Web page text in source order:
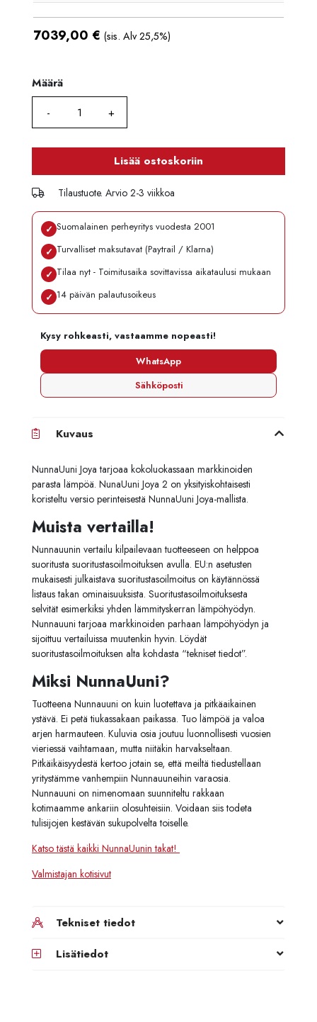
7039,00 € (sis. Alv 25,5%)
Määrä
Määrä
Lisää ostoskoriin
Tilaustuote. Arvio 2-3 viikkoa
✓ Suomalainen perheyritys vuodesta 2001
✓ Turvalliset maksutavat (Paytrail / Klarna)
✓ Tilaa nyt - Toimitusaika sovittavissa aikataulusi mukaan
✓ 14 päivän palautusoikeus
Kysy rohkeasti, vastaamme nopeasti!
WhatsApp
Sähköposti
Kuvaus
NunnaUuni Joya tarjoaa kokoluokassaan markkinoiden
parasta lämpöä. NunaUuni Joya 2 on yksityiskohtaisesti
koristeltu versio perinteisestä NunnaUuni Joya-mallista.
Muista vertailla!
Nunnauunin vertailu kilpailevaan tuotteeseen on helppoa
suoritusta suoritustasoilmoituksen avulla. EU:n asetusten
mukaisesti julkaistava suoritustasoilmoitus on käytännössä
listaus takan ominaisuuksista. Suoritustasoilmoituksesta
selvität esimerkiksi yhden lämmityskerran lämpöhyödyn.
Nunnauuni tarjoaa markkinoiden parhaan lämpöhyödyn ja
sijoittuu vertailuissa muutenkin hyvin. Löydät
suoritustasoilmoituksen alta kohdasta “tekniset tiedot”.
Miksi NunnaUuni?
Tuotteena Nunnauuni on kuin luotettava ja pitkäaikainen
ystävä. Ei petä tiukassakaan paikassa. Tuo lämpöä ja valoa
arjen harmauteen. Kuluvia osia joutuu luonnollisesti vuosien
vieriessä vaihtamaan, mutta niitäkin harvakseltaan.
Pitkäikäisyydestä kertoo jotain se, että meiltä tiedustellaan
yritystämme vanhempiin Nunnauuneihin varaosia.
Nunnauuni on nimenomaan suunniteltu rakkaan
kotimaamme ankariin olosuhteisiin. Voidaan siis todeta
tulisijojen kestävän sukupolvelta toiselle.
Katso tästä kaikki NunnaUunin takat!
Valmistajan kotisivut
Tekniset tiedot
Lisätiedot